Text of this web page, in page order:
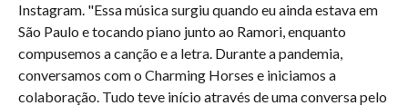
Instagram. "Essa música surgiu quando eu ainda estava em
São Paulo e tocando piano junto ao Ramori, enquanto
compusemos a canção e a letra. Durante a pandemia,
conversamos com o Charming Horses e iniciamos a
colaboração. Tudo teve início através de uma conversa pelo